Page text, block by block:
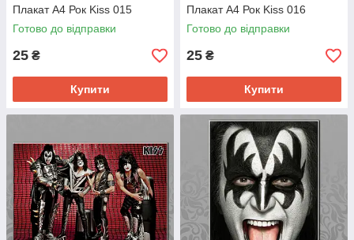
Плакат А4 Рок Kiss 015
Готово до відправки
25 ₴
Купити
Плакат А4 Рок Kiss 016
Готово до відправки
25 ₴
Купити